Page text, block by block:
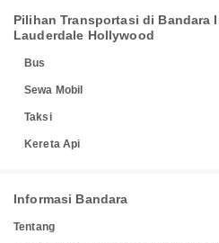
Pilihan Transportasi di Bandara
Lauderdale Hollywood
Bus
Sewa Mobil
Taksi
Kereta Api
Informasi Bandara
Tentang